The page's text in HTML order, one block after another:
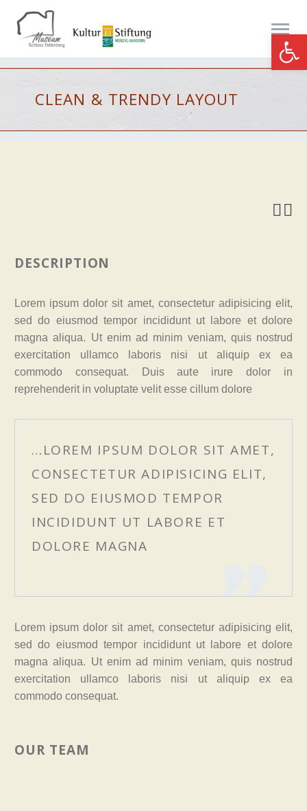
CLEAN & TRENDY LAYOUT

DESCRIPTION
Lorem ipsum dolor sit amet, consectetur adipisicing elit,
sed do eiusmod tempor incididunt ut labore et dolore
magna aliqua. Ut enim ad minim veniam, quis nostrud
exercitation ullamco laboris nisi ut aliquip ex ea
commodo consequat. Duis aute irure dolor in
reprehenderit in voluptate velit esse cillum dolore
…LOREM IPSUM DOLOR SIT AMET,
CONSECTETUR ADIPISICING ELIT,
SED DO EIUSMOD TEMPOR
INCIDIDUNT UT LABORE ET
DOLORE MAGNA
Lorem ipsum dolor sit amet, consectetur adipisicing elit,
sed do eiusmod tempor incididunt ut labore et dolore
magna aliqua. Ut enim ad minim veniam, quis nostrud
exercitation ullamco laboris nisi ut aliquip ex ea
commodo consequat.
OUR TEAM